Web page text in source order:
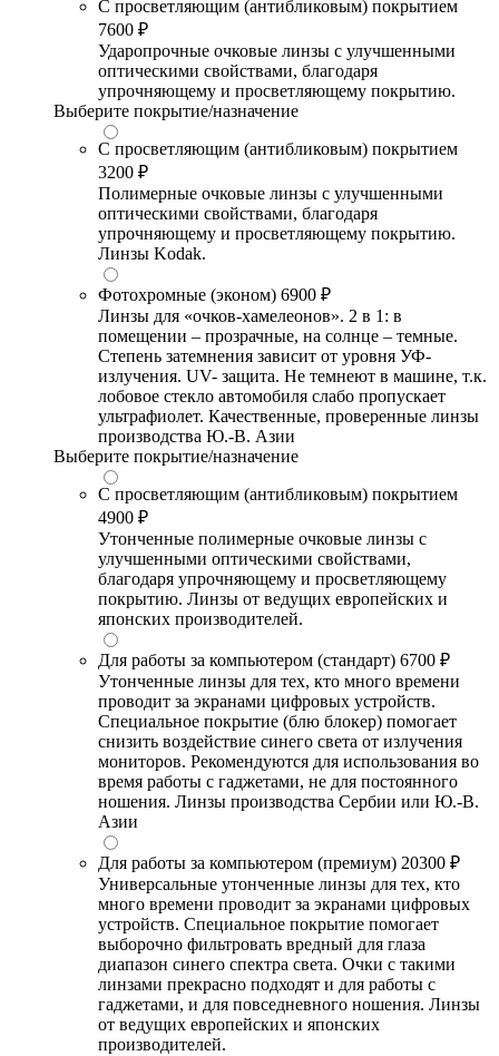
С просветляющим (антибликовым) покрытием
7600 ₽
Ударопрочные очковые линзы с улучшенными
оптическими свойствами, благодаря
упрочняющему и просветляющему покрытию.
Выберите покрытие/назначение
С просветляющим (антибликовым) покрытием
3200 ₽
Полимерные очковые линзы с улучшенными
оптическими свойствами, благодаря
упрочняющему и просветляющему покрытию.
Линзы Kodak.
Фотохромные (эконом) 6900 ₽
Линзы для «очков-хамелеонов». 2 в 1: в
помещении – прозрачные, на солнце – темные.
Степень затемнения зависит от уровня УФ-
излучения. UV- защита. Не темнеют в машине, т.к.
лобовое стекло автомобиля слабо пропускает
ультрафиолет. Качественные, проверенные линзы
производства Ю.-В. Азии
Выберите покрытие/назначение
С просветляющим (антибликовым) покрытием
4900 ₽
Утонченные полимерные очковые линзы с
улучшенными оптическими свойствами,
благодаря упрочняющему и просветляющему
покрытию. Линзы от ведущих европейских и
японских производителей.
Для работы за компьютером (стандарт) 6700 ₽
Утонченные линзы для тех, кто много времени
проводит за экранами цифровых устройств.
Специальное покрытие (блю блокер) помогает
снизить воздействие синего света от излучения
мониторов. Рекомендуются для использования во
время работы с гаджетами, не для постоянного
ношения. Линзы производства Сербии или Ю.-В.
Азии
Для работы за компьютером (премиум) 20300 ₽
Универсальные утонченные линзы для тех, кто
много времени проводит за экранами цифровых
устройств. Специальное покрытие помогает
выборочно фильтровать вредный для глаза
диапазон синего спектра света. Очки с такими
линзами прекрасно подходят и для работы с
гаджетами, и для повседневного ношения. Линзы
от ведущих европейских и японских
производителей.